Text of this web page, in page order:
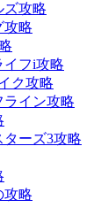
ズ攻略
攻略
イフi攻略
ク攻略
ライン攻略
ターズ3攻略
攻略